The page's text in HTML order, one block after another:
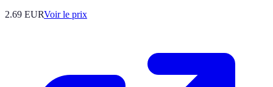
2.69 EURVoir le prix